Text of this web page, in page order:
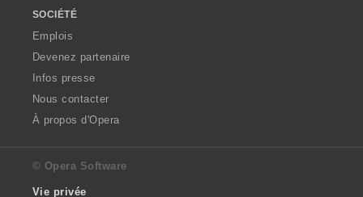
SOCIÉTÉ
Emplois
Devenez partenaire
Infos presse
Nous contacter
À propos d'Opera
© Opera Software
Vie privée